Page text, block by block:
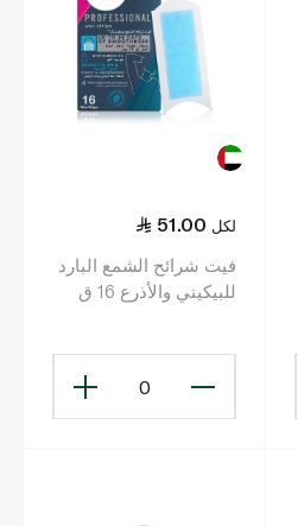
51.00 لكل
فيت شرائح الشمع البارد
للبيكيني والأذرع 16 ق
0